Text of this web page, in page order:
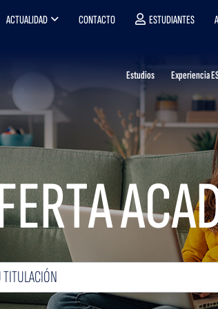
ACTUALIDAD CONTACTO ESTUDIANTES
Estudios Experiencia